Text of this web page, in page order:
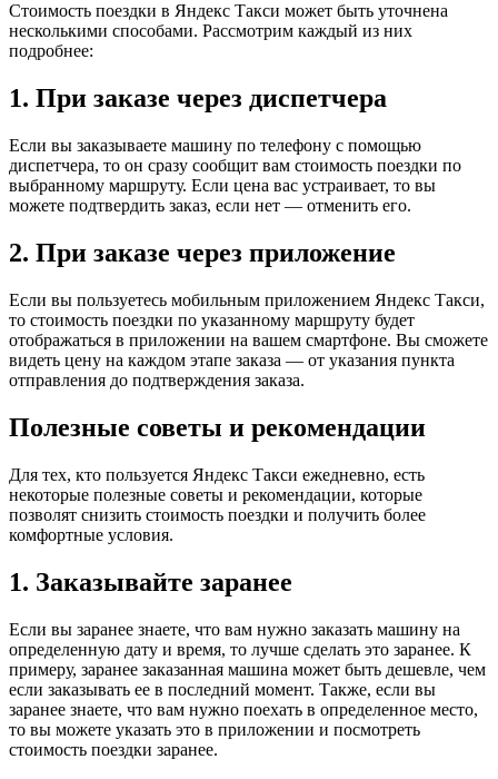
Стоимость поездки в Яндекс Такси может быть уточнена
несколькими способами. Рассмотрим каждый из них
подробнее:
1. При заказе через диспетчера
Если вы заказываете машину по телефону с помощью
диспетчера, то он сразу сообщит вам стоимость поездки по
выбранному маршруту. Если цена вас устраивает, то вы
можете подтвердить заказ, если нет — отменить его.
2. При заказе через приложение
Если вы пользуетесь мобильным приложением Яндекс Такси,
то стоимость поездки по указанному маршруту будет
отображаться в приложении на вашем смартфоне. Вы сможете
видеть цену на каждом этапе заказа — от указания пункта
отправления до подтверждения заказа.
Полезные советы и рекомендации
Для тех, кто пользуется Яндекс Такси ежедневно, есть
некоторые полезные советы и рекомендации, которые
позволят снизить стоимость поездки и получить более
комфортные условия.
1. Заказывайте заранее
Если вы заранее знаете, что вам нужно заказать машину на
определенную дату и время, то лучше сделать это заранее. К
примеру, заранее заказанная машина может быть дешевле, чем
если заказывать ее в последний момент. Также, если вы
заранее знаете, что вам нужно поехать в определенное место,
то вы можете указать это в приложении и посмотреть
стоимость поездки заранее.